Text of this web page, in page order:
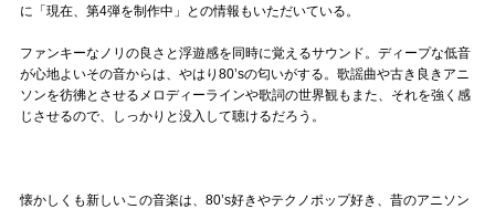
に「現在、第4弾を制作中」との情報もいただいている。
ファンキーなノリの良さと浮遊感を同時に覚えるサウンド。ディープな低音
が心地よいその音からは、やはり80’sの匂いがする。歌謡曲や古き良きアニ
ソンを彷彿とさせるメロディーラインや歌詞の世界観もまた、それを強く感
じさせるので、しっかりと没入して聴けるだろう。
懐かしくも新しいこの音楽は、80’s好きやテクノポップ好き、昔のアニソン